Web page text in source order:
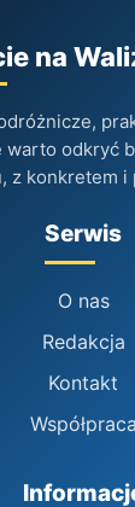
na
warto odkryć
z konkretem i
Serwis
O nas
Redakcja
Kontakt
Współpraca